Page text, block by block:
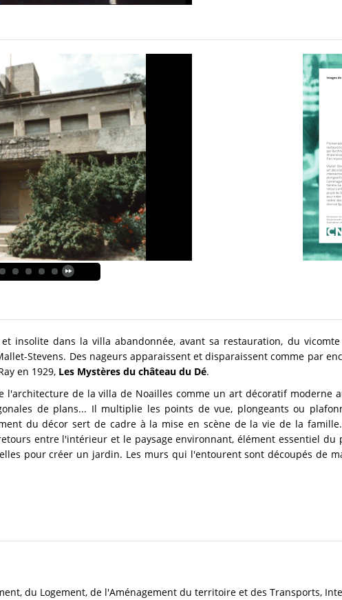
insolite dans la villa abandonnée, avant sa restauration, du
Stevens. Des nageurs apparaissent et disparaissent comme par
en 1929, Les Mystères du château du Dé.
l'architecture de la villa de Noailles comme un art décoratif moderne
de plans... Il multiplie les points de vue, plongeants ou
du décor sert de cadre à la mise en scène de la vie de la
entre l'intérieur et le paysage environnant, élément essentiel
pour créer un jardin. Les murs qui l'entourent sont découpés de
du Logement, de l'Aménagement du territoire et des Transports,